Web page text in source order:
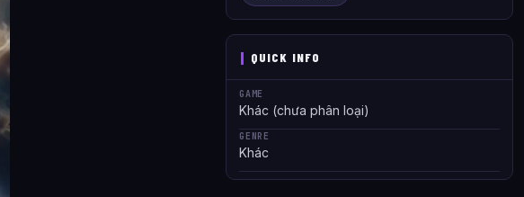
QUICK INFO
GAME
Khác (chưa phân loại)
GENRE
Khác